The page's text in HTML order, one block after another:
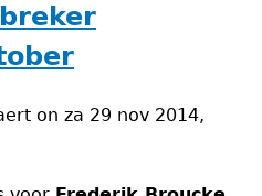
on za 29 nov 2014,